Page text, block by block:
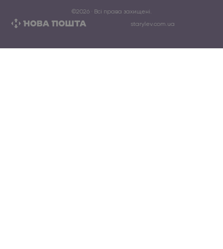
©2026· Всі права захищені.
starylev.com.ua